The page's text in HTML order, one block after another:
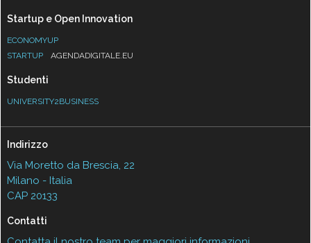
Startup e Open Innovation
ECONOMYUP
STARTUP
AGENDADIGITALE.EU
Studenti
UNIVERSITY2BUSINESS
Indirizzo
Via Moretto da Brescia, 22
Milano - Italia
CAP 20133
Contatti